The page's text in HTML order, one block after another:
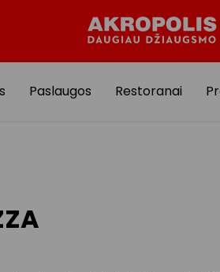
Paslaugos Restoranai